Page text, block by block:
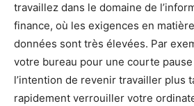
travaillez dans le domaine de
finance, où les exigences en
données sont très élevées. Par
votre bureau pour une courte
l’intention de revenir travailler plus
rapidement verrouiller votre